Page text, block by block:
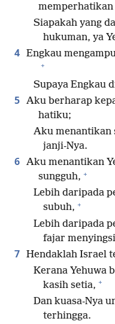
memperhatikan
Siapakah yang
hukuman, ya
4 Engkau
+
Supaya Engkau
5 Aku berharap
hatiku;
Aku menantikan
janji-Nya.
6 Aku menantikan
sungguh, +
Lebih daripada
subuh, +
Lebih daripada
fajar
7 Hendaklah Israel
Kerana Yehuwa
kasih setia, +
Dan kuasa-Nya
terhingga.